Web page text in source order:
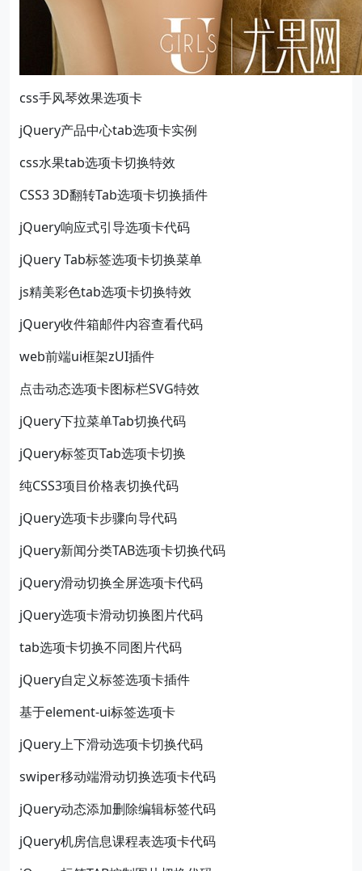
css手风琴效果选项卡
jQuery产品中心tab选项卡实例
css水果tab选项卡切换特效
CSS3 3D翻转Tab选项卡切换插件
jQuery响应式引导选项卡代码
jQuery Tab标签选项卡切换菜单
js精美彩色tab选项卡切换特效
jQuery收件箱邮件内容查看代码
web前端ui框架zUI插件
点击动态选项卡图标栏SVG特效
jQuery下拉菜单Tab切换代码
jQuery标签页Tab选项卡切换
纯CSS3项目价格表切换代码
jQuery选项卡步骤向导代码
jQuery新闻分类TAB选项卡切换代码
jQuery滑动切换全屏选项卡代码
jQuery选项卡滑动切换图片代码
tab选项卡切换不同图片代码
jQuery自定义标签选项卡插件
基于element-ui标签选项卡
jQuery上下滑动选项卡切换代码
swiper移动端滑动切换选项卡代码
jQuery动态添加删除编辑标签代码
jQuery机房信息课程表选项卡代码